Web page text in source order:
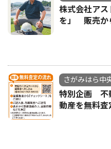
株式会社ア
を」 販売か
さがみはら中
特別企画 不
動産を無料